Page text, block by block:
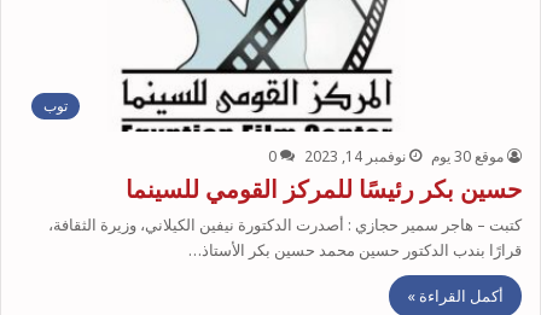
توب
موقع 30 يوم نوفمبر 14, 2023 0
حسين بكر رئيسًا للمركز القومي للسينما
كتبت – هاجر سمير حجازي : أصدرت الدكتورة نيفين الكيلاني، وزيرة الثقافة،
قرارًا بندب الدكتور حسين محمد حسين بكر الأستاذ…
أكمل القراءة »